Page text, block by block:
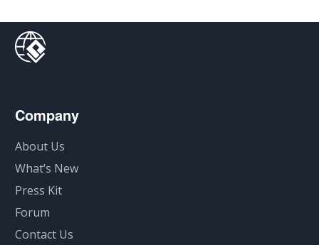
Company
About Us
What’s New
Press Kit
Forum
Contact Us